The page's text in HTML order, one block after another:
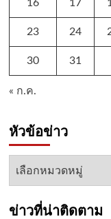
16 17
23 24
30 31
« ก.ค.
หัวข้อข่าว
หัวข้อ
ข่าวที่น่าติดตาม